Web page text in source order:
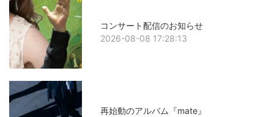
コンサート配信のお知らせ
2026-08-08 17:28:13
再始動のアルバム『mate』